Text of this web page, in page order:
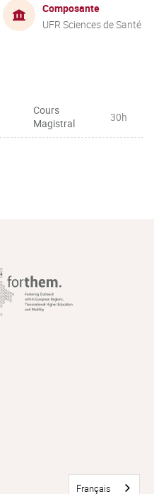
Composante
UFR Sciences de Santé
Cours
Magistral
30h
Français